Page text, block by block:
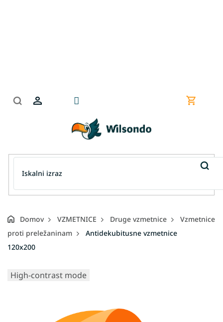
Domov VZMETNICE Druge vzmetnice
Vzmetnice
proti preležaninam
Antidekubitusne vzmetnice
120x200
High-contrast mode